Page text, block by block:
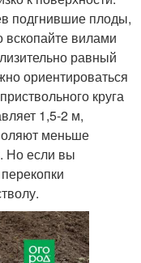
подгнившие плоды,
вскопайте вилами
равный
ориентироваться
круга
1,5-2 м,
меньше
Но если вы